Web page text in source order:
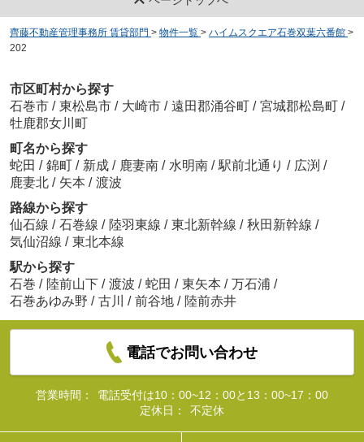
齊藤不動産管理事務所 賃貸部門 > 物件一覧 > ハイムスクエア石巻双葉六番館 >
202
市区町村から探す
石巻市 / 東松島市 / 大崎市 / 遠田郡涌谷町 / 宮城郡松島町
/
牡鹿郡女川町
町名から探す
蛇田 / 錦町 / 新成 / 鹿妻南 / 水明南 / 駅前北通り / 広渕 /
鹿妻北 / 矢本 / 渡波
路線から探す
仙石線 / 石巻線 / 陸羽東線 / 東北新幹線 / 秋田新幹線 /
気仙沼線 / 東北本線
駅から探す
石巻 / 陸前山下 / 渡波 / 蛇田 / 東矢本 / 万石浦 /
石巻あゆみ野 / 古川 / 前谷地 / 陸前赤井
電話でお問い合わせ
営業時間：
電話受付は10：00~12：00と13：00~17：00
定休日：
不定休